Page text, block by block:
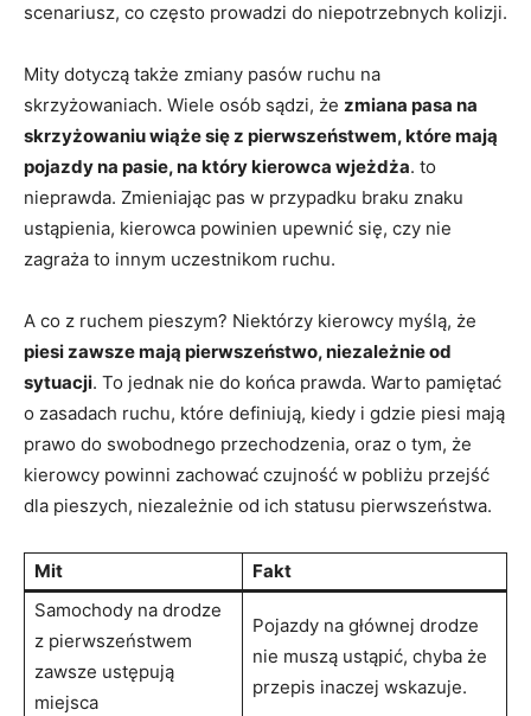
scenariusz, co często prowadzi do niepotrzebnych kolizji.
Mity dotyczą także zmiany pasów ruchu na
skrzyżowaniach. Wiele osób sądzi, że zmiana pasa na
skrzyżowaniu wiąże się z pierwszeństwem, które mają
pojazdy na pasie, na który kierowca wjeżdża. to
nieprawda. Zmieniając pas w przypadku braku znaku
ustąpienia, kierowca powinien upewnić się, czy nie
zagraża to innym uczestnikom ruchu.
A co z ruchem pieszym? Niektórzy kierowcy myślą, że
piesi zawsze mają pierwszeństwo, niezależnie od
sytuacji. To jednak nie do końca prawda. Warto pamiętać
o zasadach ruchu, które definiują, kiedy i gdzie piesi mają
prawo do swobodnego przechodzenia, oraz o tym, że
kierowcy powinni zachować czujność w pobliżu przejść
dla pieszych, niezależnie od ich statusu pierwszeństwa.
Mit
Fakt
Samochody na drodze
z pierwszeństwem
zawsze ustępują
miejsca
Pojazdy na głównej drodze
nie muszą ustąpić, chyba że
przepis inaczej wskazuje.